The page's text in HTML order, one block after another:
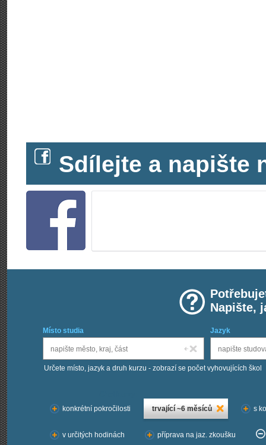
Sdílejte a napište
Napište,
Místo studia Jazyk
Určete místo, jazyk a druh kurzu - zobrazí se počet vyhovujících škol
konkrétní pokročilosti
trvající ~6 měsíců s
v určitých hodinách příprava na jaz. zkoušku